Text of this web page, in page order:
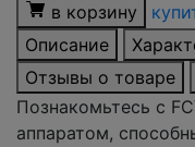
в корзину
Описание
Отзывы о товаре
Познакомьтесь с
аппаратом,